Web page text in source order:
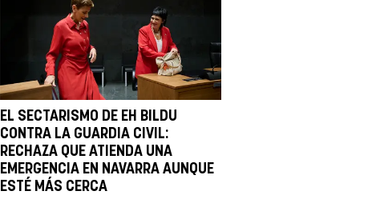
EL SECTARISMO DE EH BILDU
CONTRA LA GUARDIA CIVIL:
RECHAZA QUE ATIENDA UNA
EMERGENCIA EN NAVARRA AUNQUE
ESTÉ MÁS CERCA